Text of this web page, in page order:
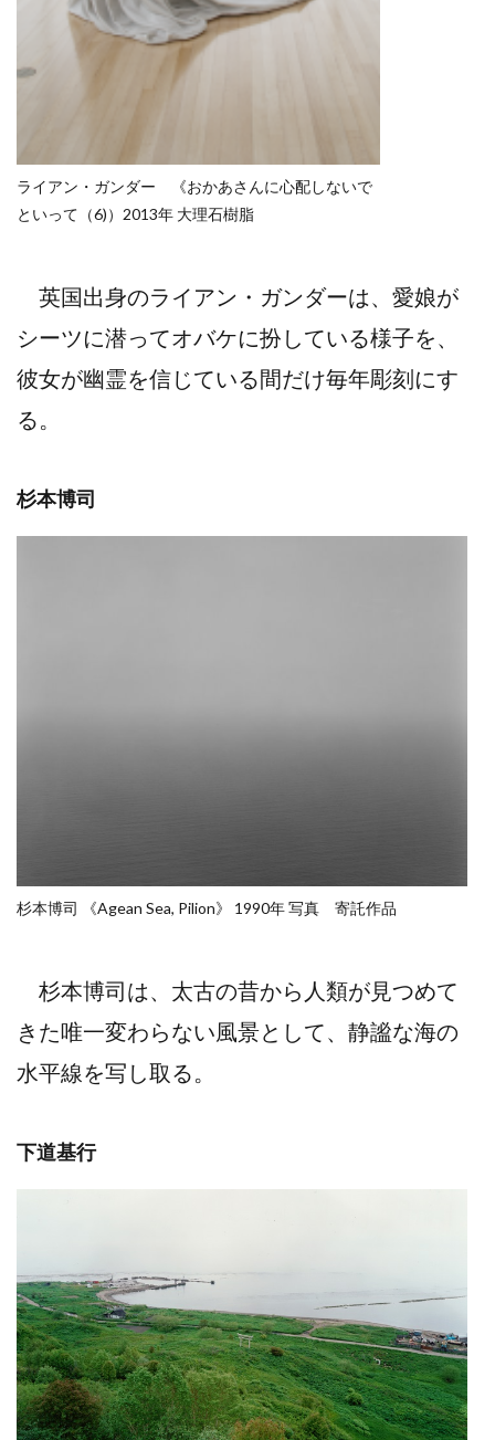
ライアン・ガンダー 《おかあさんに心配しないで
といって（6)）2013年 大理石樹脂
英国出身のライアン・ガンダーは、愛娘が
シーツに潜ってオバケに扮している様子を、
彼女が幽霊を信じている間だけ毎年彫刻にす
る。
杉本博司
杉本博司 《Agean Sea, Pilion》 1990年 写真 寄託作品
杉本博司は、太古の昔から人類が見つめて
きた唯一変わらない風景として、静謐な海の
水平線を写し取る。
下道基行